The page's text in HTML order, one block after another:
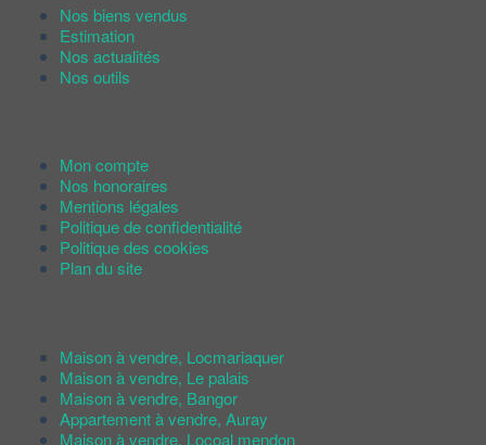
Nos biens vendus
Estimation
Nos actualités
Nos outils
Mon compte
Nos honoraires
Mentions légales
Politique de confidentialité
Politique des cookies
Plan du site
Maison à vendre, Locmariaquer
Maison à vendre, Le palais
Maison à vendre, Bangor
Appartement à vendre, Auray
Maison à vendre, Locoal mendon